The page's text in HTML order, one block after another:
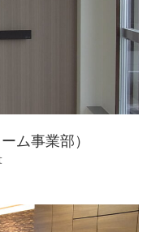
ム事業部）